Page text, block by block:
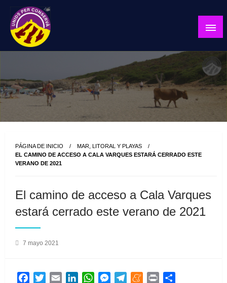
content
Unids per Conservà es una entidad ambientalista de
Baleares que trabaja para proteger el medio natural,
social y económico de las islas, promoviendo
propuestas realistas que compatibilicen sostenibilidad,
calidad de vida y desarrollo.
PÁGINA DE INICIO
MAR, LITORAL Y PLAYAS
EL CAMINO DE ACCESO A CALA VARQUES ESTARÁ CERRADO ESTE
VERANO DE 2021
El camino de acceso a Cala Varques
estará cerrado este verano de 2021
Publicado
7 mayo 2021
Facebook
TwitterEmail LinkedInWhatsAppMessenger
TelegramMeneame
Print